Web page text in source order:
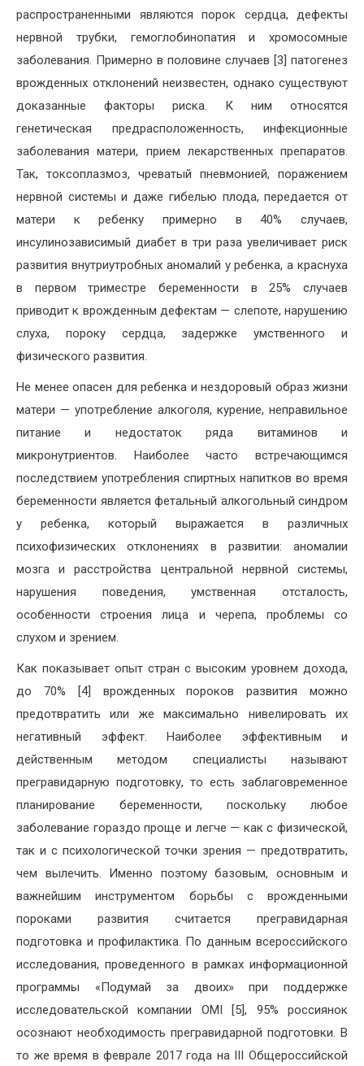
распространенными являются порок сердца, дефекты
нервной трубки, гемоглобинопатия и хромосомные
заболевания. Примерно в половине случаев [3] патогенез
врожденных отклонений неизвестен, однако существуют
доказанные факторы риска. К ним относятся
генетическая предрасположенность, инфекционные
заболевания матери, прием лекарственных препаратов.
Так, токсоплазмоз, чреватый пневмонией, поражением
нервной системы и даже гибелью плода, передается от
матери к ребенку примерно в 40% случаев,
инсулинозависимый диабет в три раза увеличивает риск
развития внутриутробных аномалий у ребенка, а краснуха
в первом триместре беременности в 25% случаев
приводит к врожденным дефектам — слепоте, нарушению
слуха, пороку сердца, задержке умственного и
физического развития.
Не менее опасен для ребенка и нездоровый образ жизни
матери — употребление алкоголя, курение, неправильное
питание и недостаток ряда витаминов и
микронутриентов. Наиболее часто встречающимся
последствием употребления спиртных напитков во время
беременности является фетальный алкогольный синдром
у ребенка, который выражается в различных
психофизических отклонениях в развитии: аномалии
мозга и расстройства центральной нервной системы,
нарушения поведения, умственная отсталость,
особенности строения лица и черепа, проблемы со
слухом и зрением.
Как показывает опыт стран с высоким уровнем дохода,
до 70% [4] врожденных пороков развития можно
предотвратить или же максимально нивелировать их
негативный эффект. Наиболее эффективным и
действенным методом специалисты называют
прегравидарную подготовку, то есть заблаговременное
планирование беременности, поскольку любое
заболевание гораздо проще и легче — как с физической,
так и с психологической точки зрения — предотвратить,
чем вылечить. Именно поэтому базовым, основным и
важнейшим инструментом борьбы с врожденными
пороками развития считается прегравидарная
подготовка и профилактика. По данным всероссийского
исследования, проведенного в рамках информационной
программы «Подумай за двоих» при поддержке
исследовательской компании OMI [5], 95% россиянок
осознают необходимость прегравидарной подготовки. В
то же время в феврале 2017 года на III Общероссийской